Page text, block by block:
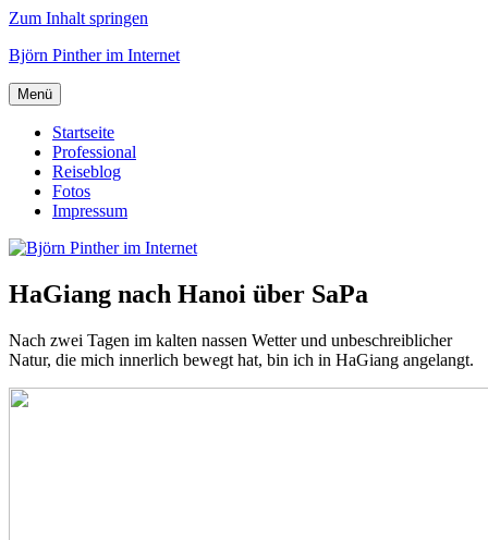
Zum Inhalt springen
Björn Pinther im Internet
Menü
Startseite
Professional
Reiseblog
Fotos
Impressum
HaGiang nach Hanoi über SaPa
Nach zwei Tagen im kalten nassen Wetter und unbeschreiblicher
Natur, die mich innerlich bewegt hat, bin ich in HaGiang angelangt.